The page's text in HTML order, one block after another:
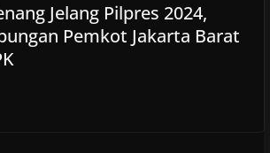
Jelang Pilpres 2024,
Pemkot Jakarta Barat